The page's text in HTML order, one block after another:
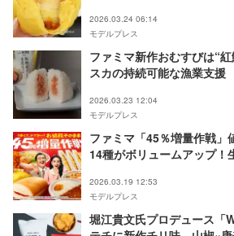
2026.03.24 06:14
モデルプレス
ファミマ新作おむすびは“
スカの持続可能な漁業支援
2026.03.23 12:04
モデルプレス
ファミマ「45％増量作戦」
14種がボリュームアップ！
2026.03.19 12:53
モデルプレス
堀江貴文氏プロデュース「